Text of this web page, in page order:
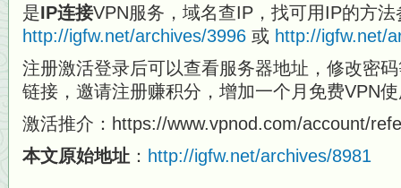
是IP连接VPN服务，域名查IP，找可用IP的方法
http://igfw.net/archives/3996 或 http://igfw.net/
注册激活登录后可以查看服务器地址，修改密
链接，邀请注册赚积分，增加一个月免费VPN
激活推介：https://www.vpnod.com/account/
本文原始地址 ： http://igfw.net/archives/8981